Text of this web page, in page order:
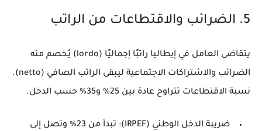
5. الضرائب والاقتطاعات من الراتب
يتقاضى العامل في إيطاليا راتبًا إجماليًا (lordo) يُخصم منه
الضرائب والاشتراكات الاجتماعية ليبقى الراتب الصافي (netto).
نسبة الاقتطاعات تتراوح عادة بين 25% و35% حسب الدخل.
ضريبة الدخل الوطني (IRPEF)
: تبدأ من 23% وتصل إلى